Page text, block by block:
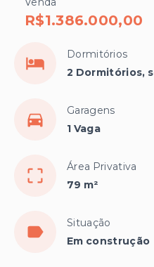
R$1.386.000,00
Dormitórios
2 Dormitórios,
Garagens
1 Vaga
Área Privativa
79 m²
Situação
Em construção